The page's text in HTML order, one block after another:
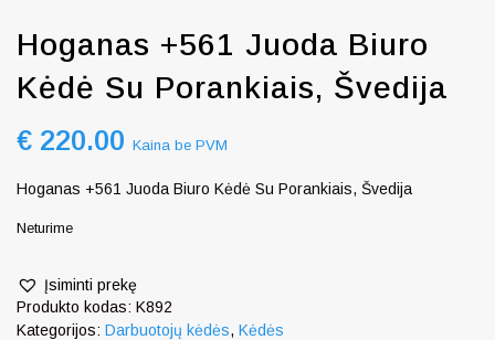
Hoganas +561 Juoda Biuro
Kėdė Su Porankiais, Švedija
€ 220.00 Kaina be PVM
Hoganas +561 Juoda Biuro Kėdė Su Porankiais, Švedija
Neturime
Įsiminti prekę
Produkto kodas: K892
Kategorijos: Darbuotojų kėdės, Kėdės